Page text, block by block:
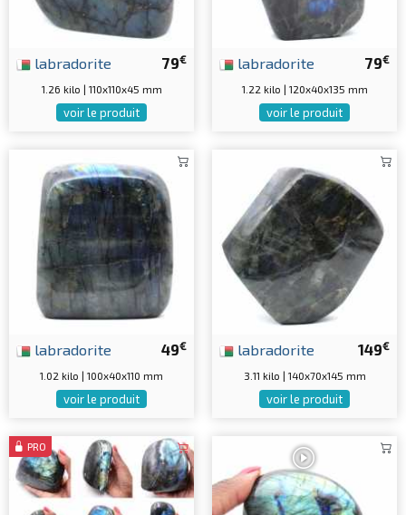
79€
labradorite
1.26 kilo | 110x110x45 mm
voir le produit
79€
labradorite
1.22 kilo | 120x40x135 mm
voir le produit
49€
labradorite
1.02 kilo | 100x40x110 mm
voir le produit
149€
labradorite
3.11 kilo | 140x70x145 mm
voir le produit
PRO